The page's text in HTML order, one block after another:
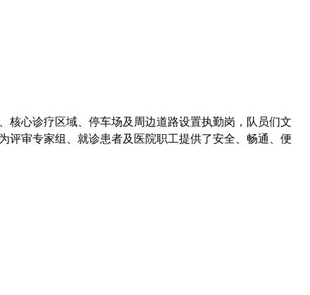
核心诊疗区域、停车场及周边道路设置执勤岗，队员们文
评审专家组、就诊患者及医院职工提供了安全、畅通、便